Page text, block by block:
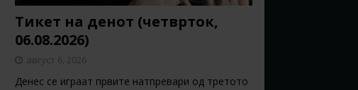
Тикет на денот (четврток,
06.08.2026)
август 6, 2026
Денес се играат првите натпревари од третото